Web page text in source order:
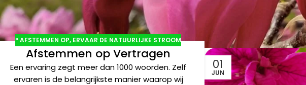
01
JUN
* AFSTEMMEN OP, ERVAAR DE NATUURLIJKE STROOM
Afstemmen op Vertragen
Een ervaring zegt meer dan 1000 woorden. Zelf
ervaren is de belangrijkste manier waarop wij